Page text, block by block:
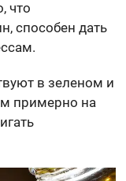
что
способен дать
в зеленом и
примерно на